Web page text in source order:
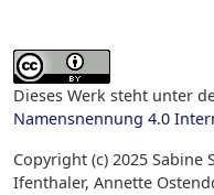
Dieses Werk steht unter
Namensnennung 4.0
Copyright (c) 2025
Ifenthaler, Annette